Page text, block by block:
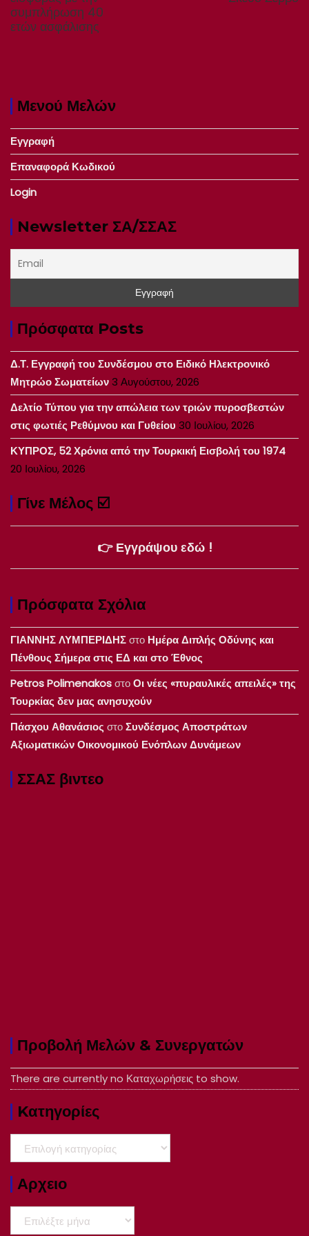
συμπλήρωση 40
ετών ασφάλισης
Μενού Μελών
Εγγραφή
Επαναφορά Κωδικού
Login
Newsletter ΣΑ/ΣΣΑΣ
Πρόσφατα Posts
Δ.Τ. Εγγραφή του Συνδέσμου στο Ειδικό Ηλεκτρονικό
Μητρώο Σωματείων3 Αυγούστου, 2026
Δελτίο Τύπου για την απώλεια των τριών πυροσβεστών
στις φωτιές Ρεθύμνου και Γυθείου 30 Ιουλίου, 2026
ΚΥΠΡΟΣ, 52 Χρόνια από την Τουρκική Εισβολή του 1974
20 Ιουλίου, 2026
Γίνε Μέλος ☑️
👉 Εγγράψου εδώ !
Πρόσφατα Σχόλια
ΓΙΑΝΝΗΣ ΛΥΜΠΕΡΙΔΗΣστο Ημέρα Διπλής Οδύνης και
Πένθους Σήμερα στις ΕΔ και στο Έθνος
Petros PolimenakosστοΟι νέες «πυραυλικές απειλές» της
Τουρκίας δεν μας ανησυχούν
Πάσχου Αθανάσιος στοΣυνδέσμος Αποστράτων
Αξιωματικών Οικονομικού Ενόπλων Δυνάμεων
ΣΣΑΣ βιντεο
Προβολή Μελών & Συνεργατών
There are currently no Καταχωρήσεις to show.
Kατηγορίες
Αρχειο